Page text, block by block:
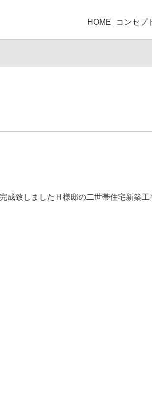
HOME コンセプ
成致しましたＨ様邸の二世帯住宅新築工